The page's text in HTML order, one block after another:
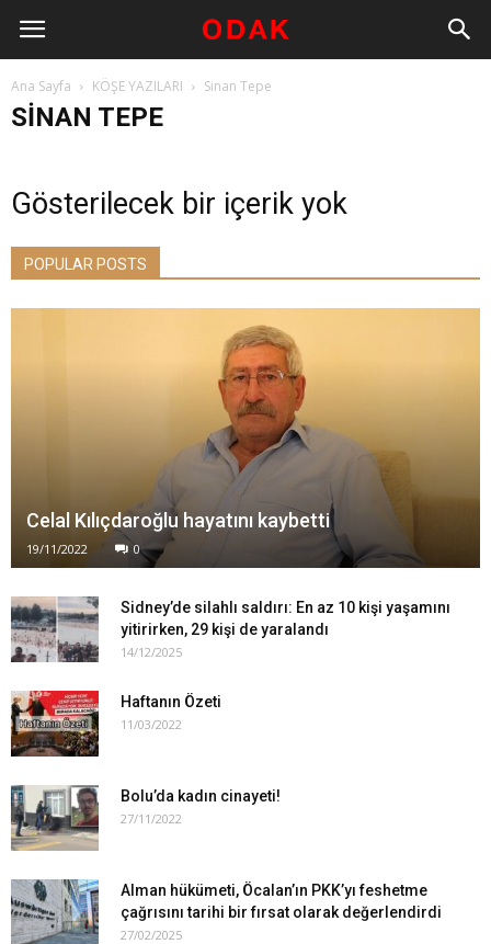
Ana Sayfa KÖŞE YAZILARI Sinan Tepe
SINAN TEPE
Gösterilecek bir içerik yok
POPULAR POSTS
Celal Kılıçdaroğlu hayatını kaybetti
19/11/2022 0
Sidney’de silahlı saldırı: En az 10 kişi yaşamını
yitirirken, 29 kişi de yaralandı
14/12/2025
Haftanın Özeti
11/03/2022
Bolu’da kadın cinayeti!
27/11/2022
Alman hükümeti, Öcalan’ın PKK’yı feshetme
çağrısını tarihi bir fırsat olarak değerlendirdi
27/02/2025